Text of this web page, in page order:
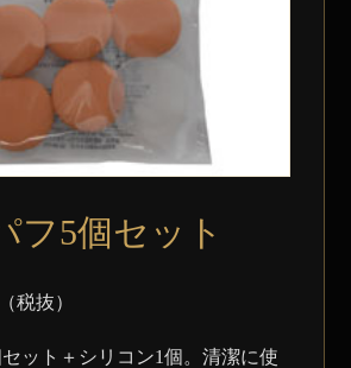
フ5個セット
税抜）
ット＋シリコン1個。清潔に使